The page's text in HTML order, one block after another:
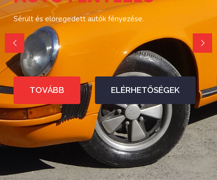
Sérült és elöregedett autók fényezése.
TOVÁBB ELÉRHETŐSÉGEK